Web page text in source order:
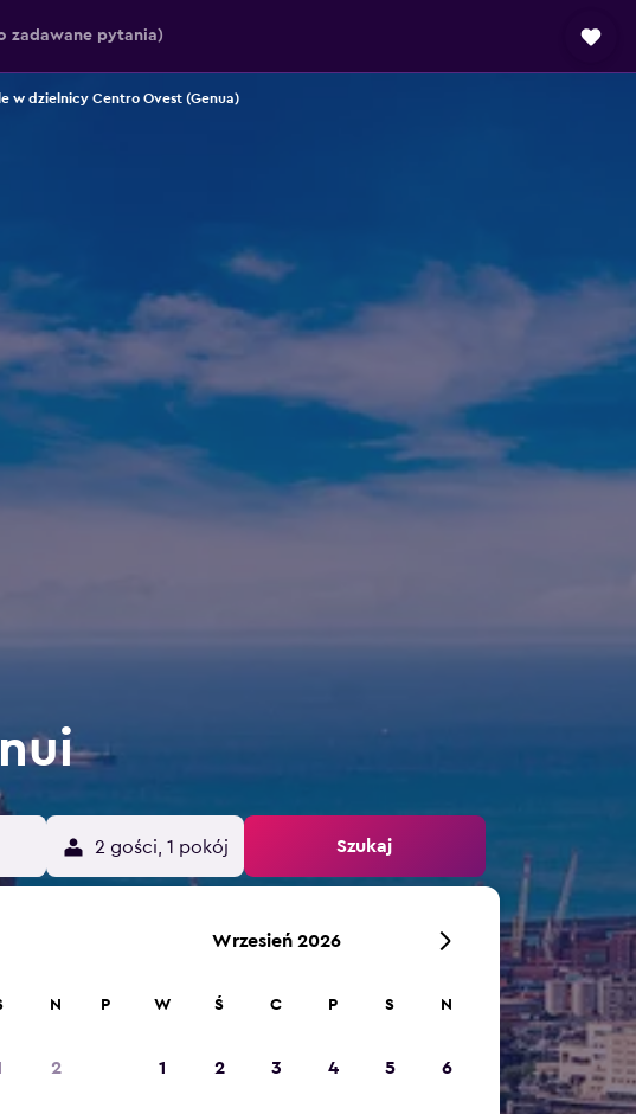
zadawane pytania)
w dzielnicy Centro Ovest (Genua)
2 gości, 1 pokój Szukaj
N
2
Wrzesień 2026
P W Ś C P S N
1 2 3 4 5 6